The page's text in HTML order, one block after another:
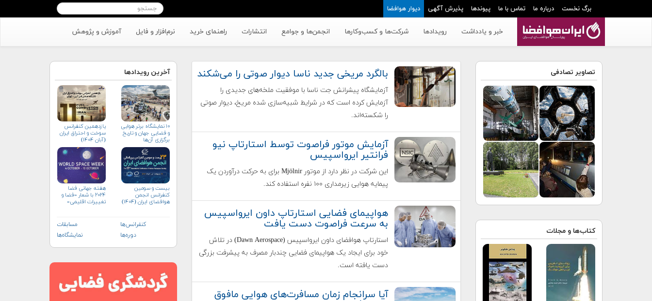
برگ نخست درباره ما تماس با ما پیوندها پذیرش آگهی دیوار هوافضا
خبر و یادداشت رویدادها شرکت‌ها و کسب‌وکار‌ها انجمن‌ها و جوامع انتشارات راهنمای خرید نرم‌افزار و فایل آموزش و پژوهش
تصاویر تصادفی
کتاب‌ها و مجلات
بالگرد مریخی جدید ناسا دیوار صوتی را می‌شکند
آزمایشگاه پیشرانش جت ناسا با موفقیت ملخه‌های جدیدی را
آزمایش کرده است که در شرایط شبیه‌سازی شده مریخ، دیوار صوتی
را شکسته‌اند.
آزمایش موتور فراصوت توسط استارتاپ نیو
فرانتیر ایرواسپیس
این شرکت در نظر دارد از موتور Mjölnir برای به حرکت درآوردن یک
پیمایه هوایی زیرمداری ۱۰۰ نفره استفاده کند.
هواپیمای فضایی استارتاپ داون ایرواسپیس
به سرعت فراصوت دست یافت
استارتاپ هوافضای داون ایرواسپیس (Dawn Aerospace) در تلاش
خود برای ایجاد یک هواپیمای فضایی چندبار مصرف به پیشرفت بزرگی
دست یافته است.
آیا سرانجام زمان مسافرت‌های هوایی مافوق
آخرین رویدادها
۱۰ نمایشگاه برتر هوایی
و فضایی جهان و تاریخ
برگزاری آن‌ها
یازدهمین کنفرانس
سوخت و احتراق ایران
(آبان‌ ۱۴۰۴)
بیست و سومین
کنفرانس انجمن
هوافضای ايران (۱۴۰۴)
هفته جهانی فضا
۲۰۲۴ با شعار «فضا و
تغییرات اقلیمی»
کنفرانس‌ها
مسابقات
دوره‌ها
نمایشگاه‌ها